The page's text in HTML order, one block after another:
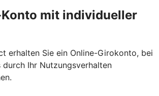
mit individueller
erhalten Sie ein Online-Girokonto, bei
durch Ihr Nutzungsverhalten